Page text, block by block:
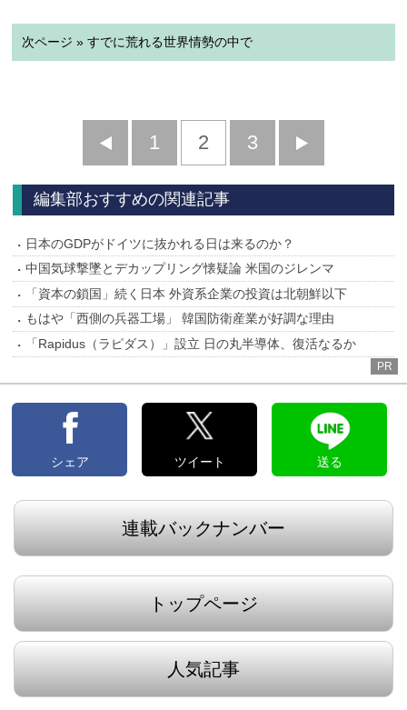
次ページ » すでに荒れる世界情勢の中で
前
へ
1 2 3
へ
編集部おすすめの関連記事
日本のGDPがドイツに抜かれる日は来るのか？
中国気球撃墜とデカップリング懐疑論 米国のジレンマ
「資本の鎖国」続く日本 外資系企業の投資は北朝鮮以下
もはや「西側の兵器工場」 韓国防衛産業が好調な理由
「Rapidus（ラピダス）」設立 日の丸半導体、復活なるか
PR
シェア ツイート 送る
連載バックナンバー
トップページ
人気記事